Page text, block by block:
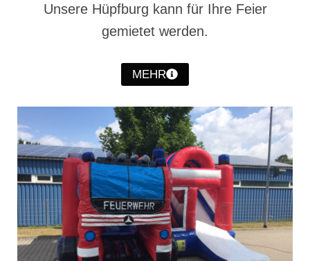
Chronik des Musikzug
Christkindwiegen 2024
Christkindwiegen 2023
Christkindwiegen 2022
Christkindwiegen 2021
Christkindwiegen 2019
Christkindwiegen 2018
Christkindwiegen 2017
Unsere Hüpfburg kann für Ihre Feier
gemietet werden.
MEHR